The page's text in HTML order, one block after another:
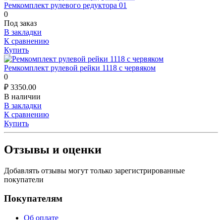
Ремкомплект рулевого редуктора 01
0
Под заказ
В закладки
К сравнению
Купить
Ремкомплект рулевой рейки 1118 с червяком
0
₽ 3350.00
В наличии
В закладки
К сравнению
Купить
Отзывы и оценки
Добавлять отзывы могут только зарегистрированные
покупатели
Покупателям
Об оплате